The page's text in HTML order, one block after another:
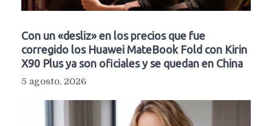
Con un «desliz» en los precios que fue
corregido los Huawei MateBook Fold con Kirin
X90 Plus ya son oficiales y se quedan en China
5 agosto, 2026